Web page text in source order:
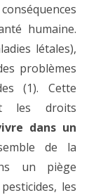
humaine.
létales),
problèmes
(1). Cette
les droits
dans un
de la
un piège
les